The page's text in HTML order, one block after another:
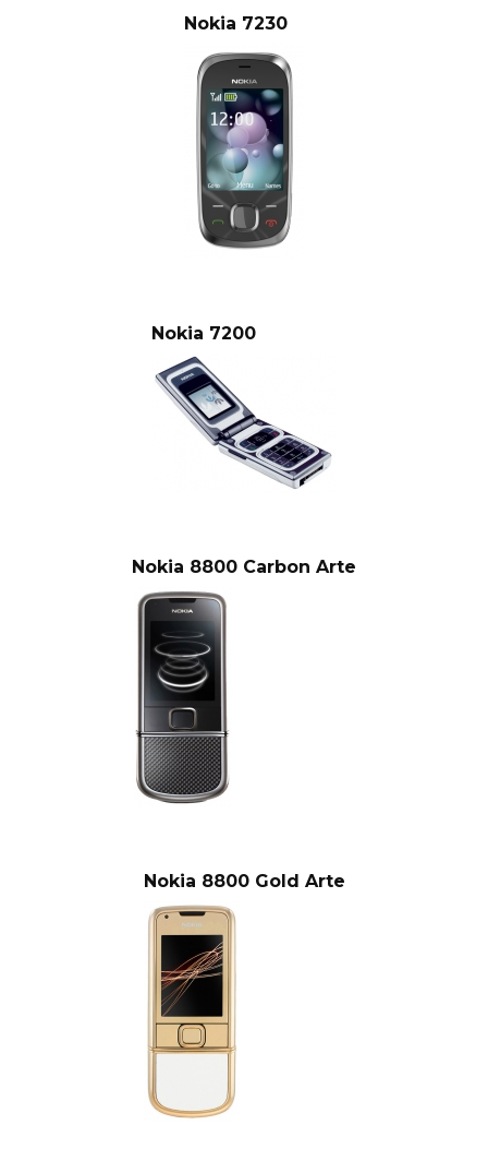
Nokia 7230
Nokia 7200
Nokia 8800 Carbon Arte
Nokia 8800 Gold Arte